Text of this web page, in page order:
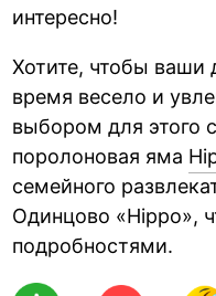
интересно!
Хотите, чтобы ваши
время весело и
выбором для этого
поролоновая яма
семейного
Одинцово «Hippo»,
подробностями.